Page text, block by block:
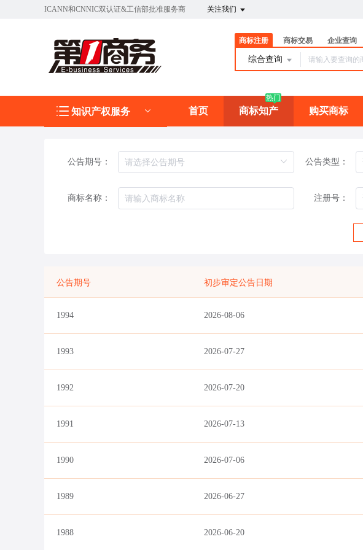
ICANN和CNNIC双认证&工信部批准服务商 关注我们
商标注册 商标交易 企业查询
综合查询
知识产权服务 首页 商标知产
热门
购买商标
公告期号： 公告类型：
商标名称： 注册号：
公告期号 初步审定公告日期
1994 2026-08-06
1993 2026-07-27
1992 2026-07-20
1991 2026-07-13
1990 2026-07-06
1989 2026-06-27
1988 2026-06-20